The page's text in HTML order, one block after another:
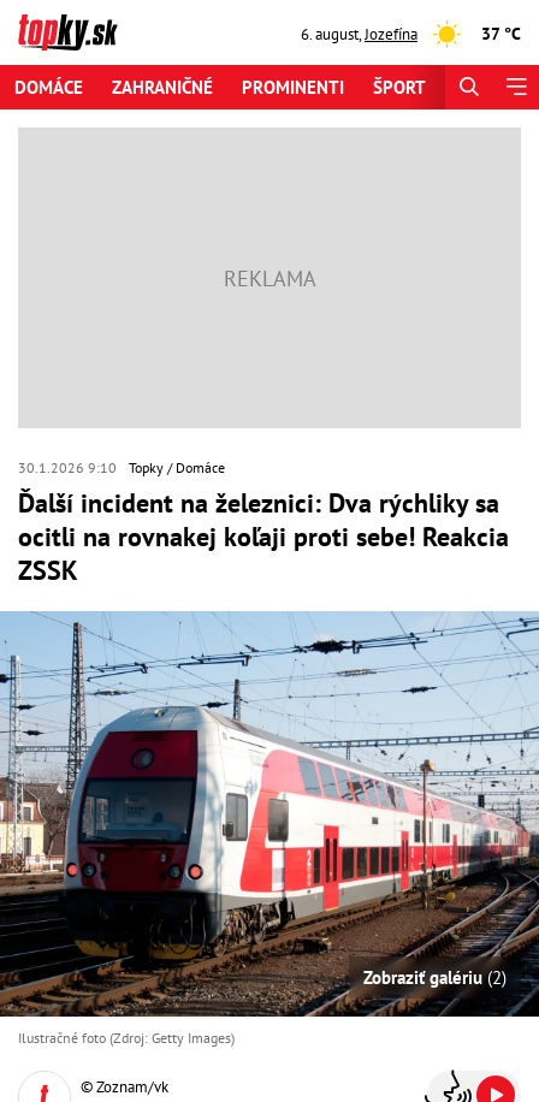
6. august,Jozefína 37 °C
DOMÁCE ZAHRANIČNÉ PROMINENTI ŠPORT
30.1.2026 9:10 Topky Domáce
Ďalší incident na železnici: Dva rýchliky sa
ocitli na rovnakej koľaji proti sebe! Reakcia
ZSSK
Zobraziť galériu(2)
Ilustračné foto (Zdroj: Getty Images)
© Zoznam/vk